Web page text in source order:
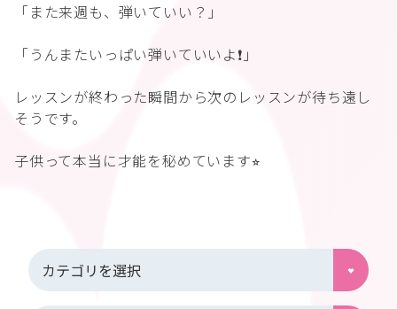
「また来週も、弾いていい？」
「うんまたいっぱい弾いていいよ❗️」
レッスンが終わった瞬間から次のレッスンが待ち遠し
そうです。
子供って本当に才能を秘めています⭐︎